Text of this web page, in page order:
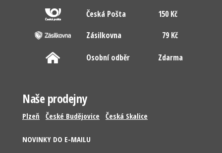
Česká Pošta
150 Kč
Zásilkovna
79 Kč
Osobní odběr Zdarma
Naše prodejny
Plzeň České Budějovice Česká Skalice
NOVINKY DO E-MAILU